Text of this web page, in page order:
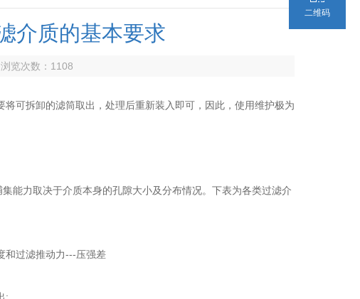
介质的基本要求
览次数： 1108
拆卸的滤筒取出，处理后重新装入即可，因此，使用维护极为
力取决于介质本身的孔隙大小及分布情况。下表为各类过滤介
过滤推动力---压强差
二维码